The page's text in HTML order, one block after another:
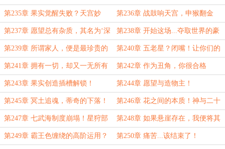
第235章 果实觉醒失败？天宫妙
境！
第236章 战鼓响天宫，申猴翻金
棍！
第237章 愿望总有杂质，其名为‘深
渊’！
第238章 开始这场...夺取世界的豪
赌！
第239章 所谓家人，便是最珍贵的
资源！
第240章 五老星？闭嘴！让你们的
神来谈！
第241章 拥有一切，却又一无所有
的神！
第242章 作为丑角，你很合格
第243章 果实创造插槽解锁！ 第244章 愿望与造物主！
第245章 冥土追魂，蒂奇的下落！ 第246章 花之间的本质！神与二十
位王的契约！
第247章 七武海制度崩塌！星狩部
队！
第248章 如果悬崖存在，我便将其
填平！
第249章 霸王色缠绕的高阶运用？ 第250章 痛苦...该结束了！